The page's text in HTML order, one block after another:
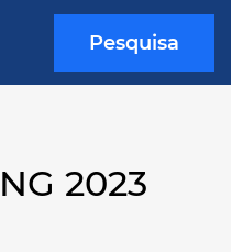
Pesquisa
2023